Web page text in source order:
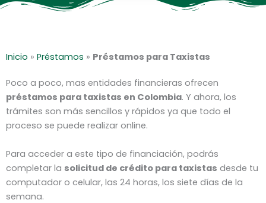
Inicio » Préstamos » Préstamos para Taxistas
Poco a poco, mas entidades financieras ofrecen
préstamos para taxistas en Colombia. Y ahora, los
trámites son más sencillos y rápidos ya que todo el
proceso se puede realizar online.
Para acceder a este tipo de financiación, podrás
completar la solicitud de crédito para taxistas desde tu
computador o celular, las 24 horas, los siete días de la
semana.